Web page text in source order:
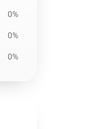
0%
0%
0%